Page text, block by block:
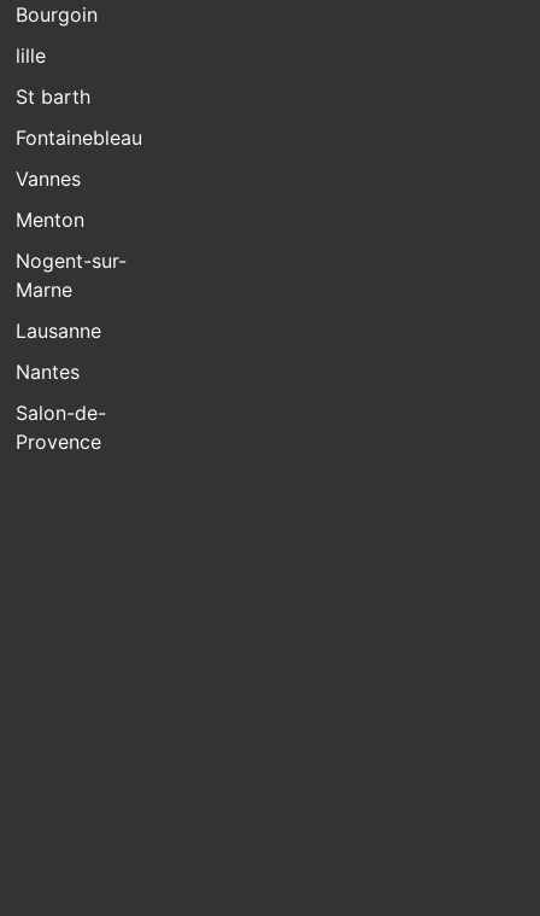
Bourgoin
lille
St barth
Fontainebleau
Vannes
Menton
Nogent-sur-
Marne
Lausanne
Nantes
Salon-de-
Provence